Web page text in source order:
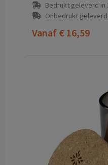
Bedrukt geleverd in
Onbedrukt
Vanaf € 16,59